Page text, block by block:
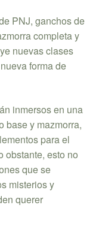
PNJ, ganchos de
completa y
nuevas clases
forma de
inmersos en una
base y mazmorra,
para el
obstante, esto no
que se
misterios y
querer